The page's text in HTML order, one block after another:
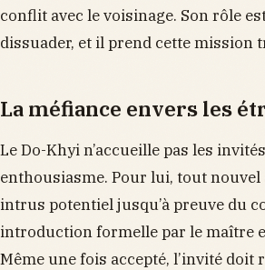
conflit avec le voisinage. Son rôle
dissuader, et il prend cette mission
La méfiance envers les
Le Do-Khyi n’accueille pas les
enthousiasme. Pour lui, tout
intrus potentiel jusqu’à preuve du
introduction formelle par le maître
Même une fois accepté, l’invité doit